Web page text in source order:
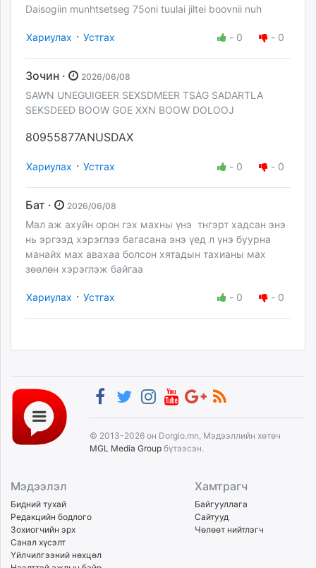
Daisogiin munhtsetseg 75oni tuulai jiltei boovnii nuh
Хариулах · Устгах - 0 - 0
Зочин · 2026/06/08
SAWN UNEGUIGEER SEXSDMEER TSAG SADARTLA
SEKSDEED BOOW GOE XXN BOOW DOLOOJ
80955877ANUSDAX
Хариулах · Устгах - 0 - 0
Бат · 2026/06/08
Мал аж ахуйн орон гэх махны үнэ тнгэрт хадсан энэ
нь эргээд хэрэглээ багасана энэ үед л үнэ буурна
манайх мах авахаа болсон хятадын тахианы мах
зөөлөн хэрэглэж байгаа
Хариулах · Устгах - 0 - 0
© 2013-2026 он Dorgio.mn, Мэдээллийн хөтөч
MGL Media Group бүтээсэн.
Мэдээлэл
Бидний тухай
Редакцийн бодлого
Зохиогчийн эрх
Санал хүсэлт
Үйлчилгээний нөхцөл
Хамтрагч
Байгууллага
Сайтууд
Чөлөөт нийтлэгч